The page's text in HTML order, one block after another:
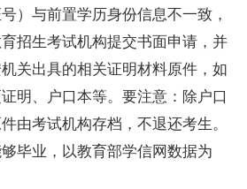
）与前置学历身份信息不一致，
招生考试机构提交书面申请，并
关出具的相关证明材料原件，如
明、户口本等。要注意：除户口
由考试机构存档，不退还考生。
毕业，以教育部学信网数据为